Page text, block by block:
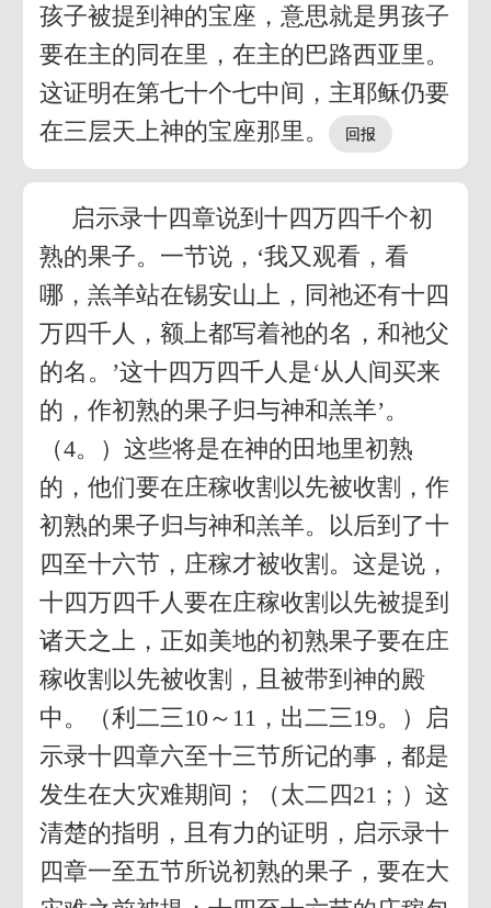
孩子被提到神的宝座，意思就是男孩子
要在主的同在里，在主的巴路西亚里。
这证明在第七十个七中间，主耶稣仍要
在三层天上神的宝座那里。
启示录十四章说到十四万四千个初
熟的果子。一节说，‘我又观看，看
哪，羔羊站在锡安山上，同祂还有十四
万四千人，额上都写着祂的名，和祂父
的名。’这十四万四千人是‘从人间买来
的，作初熟的果子归与神和羔羊’。
（4。）这些将是在神的田地里初熟
的，他们要在庄稼收割以先被收割，作
初熟的果子归与神和羔羊。以后到了十
四至十六节，庄稼才被收割。这是说，
十四万四千人要在庄稼收割以先被提到
诸天之上，正如美地的初熟果子要在庄
稼收割以先被收割，且被带到神的殿
中。（利二三10～11，出二三19。）启
示录十四章六至十三节所记的事，都是
发生在大灾难期间；（太二四21；）这
清楚的指明，且有力的证明，启示录十
四章一至五节所说初熟的果子，要在大